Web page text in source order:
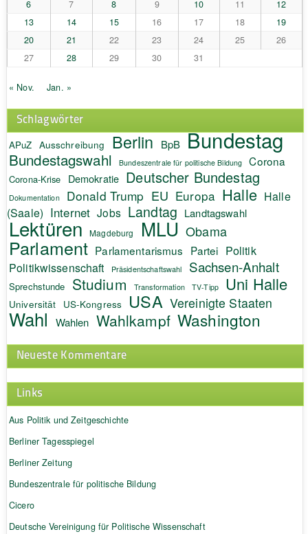
6 7 8 9 10 11
12
13
14 15 16 17 18
19
20
21 22 23 24 25
26
27
28 29 30 31
« Nov. Jan. »
Schlagwörter
APuZ Ausschreibung Berlin BpB Bundestag
Bundestagswahl Bundeszentrale für politische Bildung Corona
Corona-Krise Demokratie Deutscher Bundestag
Dokumentation Donald Trump EU Europa Halle Halle
(Saale) Internet Jobs Landtag Landtagswahl
Lektüren Magdeburg MLU Obama
Parlament Parlamentarismus Partei Politik
Politikwissenschaft Präsidentschaftswahl Sachsen-Anhalt
Sprechstunde Studium Transformation TV-Tipp Uni Halle
Universität US-Kongress USA Vereinigte Staaten
Wahl Wahlen Wahlkampf Washington
Neueste Kommentare
Links
Aus Politik und Zeitgeschichte
Berliner Tagesspiegel
Berliner Zeitung
Bundeszentrale für politische Bildung
Cicero
Deutsche Vereinigung für Politische Wissenschaft